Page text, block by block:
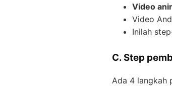
Video
Video
Inilah
C. Step
Ada 4 langkah